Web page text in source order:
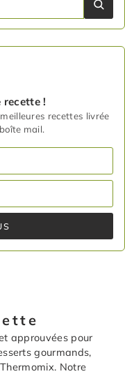
recette !
recettes livrée
mail.
approuvées pour
gourmands,
Notre